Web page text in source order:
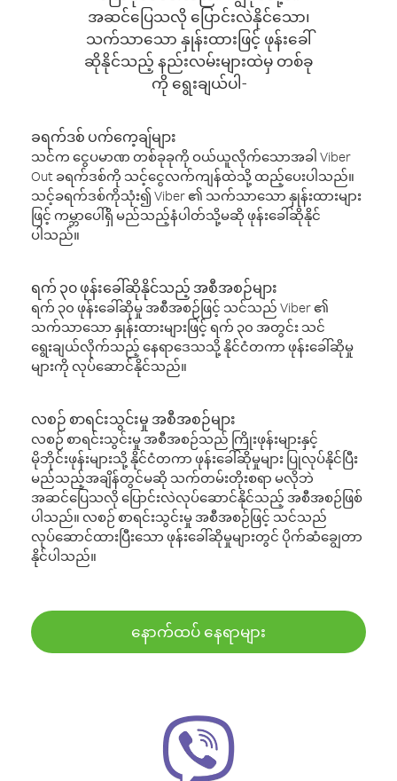
အဆင်ပြေသလို ပြောင်းလဲနိုင်သော၊
သက်သာသော နှုန်းထားဖြင့် ဖုန်းခေါ်
ဆိုနိုင်သည့် နည်းလမ်းများထဲမှ တစ်ခု
ကို ရွေးချယ်ပါ-
ခရက်ဒစ် ပက်ကေ့ချ်များ
သင်က ငွေပမာဏ တစ်ခုခုကို ဝယ်ယူလိုက်သောအခါ Viber
Out ခရက်ဒစ်ကို သင့်ငွေလက်ကျန်ထဲသို့ ထည့်ပေးပါသည်။
သင့်ခရက်ဒစ်ကိုသုံး၍ Viber ၏ သက်သာသော နှုန်းထားများ
ဖြင့် ကမ္ဘာပေါ်ရှိ မည်သည့်နံပါတ်သို့မဆို ဖုန်းခေါ်ဆိုနိုင်
ပါသည်။
ရက် ၃၀ ဖုန်းခေါ်ဆိုနိုင်သည့် အစီအစဉ်များ
ရက် ၃၀ ဖုန်းခေါ်ဆိုမှု အစီအစဉ်ဖြင့် သင်သည် Viber ၏
သက်သာသော နှုန်းထားများဖြင့် ရက် ၃၀ အတွင်း သင်
ရွေးချယ်လိုက်သည့် နေရာဒေသသို့ နိုင်ငံတကာ ဖုန်းခေါ်ဆိုမှု
များကို လုပ်ဆောင်နိုင်သည်။
လစဉ် စာရင်းသွင်းမှု အစီအစဉ်များ
လစဉ် စာရင်းသွင်းမှု အစီအစဉ်သည် ကြိုးဖုန်းများနှင့်
မိုဘိုင်းဖုန်းများသို့ နိုင်ငံတကာ ဖုန်းခေါ်ဆိုမှုများ ပြုလုပ်နိုင်ပြီး
မည်သည့်အချိန်တွင်မဆို သက်တမ်းတိုးစရာ မလိုဘဲ
အဆင်ပြေသလို ပြောင်းလဲလုပ်ဆောင်နိုင်သည့် အစီအစဉ်ဖြစ်
ပါသည်။ လစဉ် စာရင်းသွင်းမှု အစီအစဉ်ဖြင့် သင်သည်
လုပ်ဆောင်ထားပြီးသော ဖုန်းခေါ်ဆိုမှုများတွင် ပိုက်ဆံချွေတာ
နိုင်ပါသည်။
နောက်ထပ် နေရာများ